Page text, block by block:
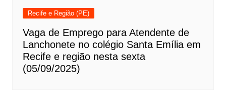
Recife e Região (PE)
Vaga de Emprego para Atendente de
Lanchonete no colégio Santa Emília em
Recife e região nesta sexta
(05/09/2025)